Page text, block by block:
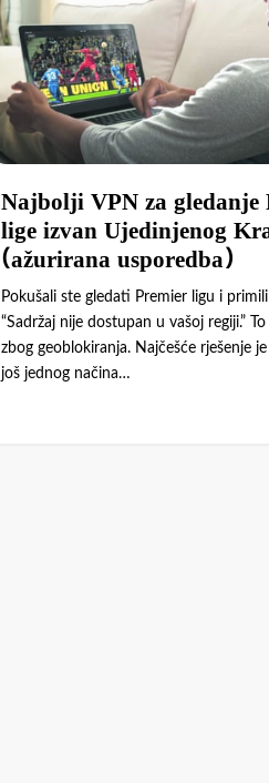
Najbolji VPN za gledanje
lige izvan Ujedinjenog
(ažurirana usporedba)
Pokušali ste gledati Premier ligu i
“Sadržaj nije dostupan u vašoj regiji.”
zbog geoblokiranja. Najčešće rješenje
još jednog načina…